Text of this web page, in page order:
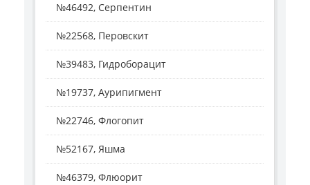
№46492, Серпентин
№22568, Перовскит
№39483, Гидроборацит
№19737, Аурипигмент
№22746, Флогопит
№52167, Яшма
№46379, Флюорит